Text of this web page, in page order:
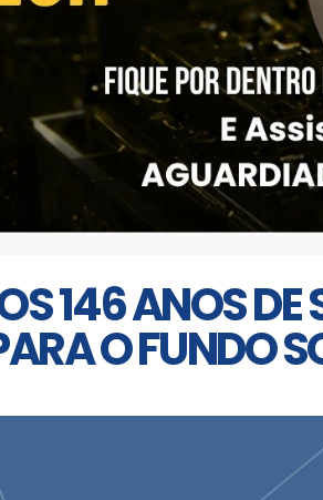
146 ANOS
O FUNDO